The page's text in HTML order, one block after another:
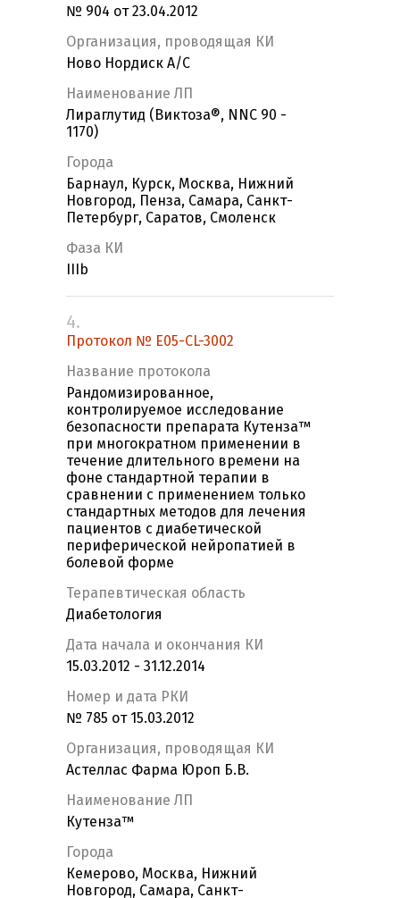
№ 904 от 23.04.2012
Организация, проводящая КИ
Ново Нордиск А/С
Наименование ЛП
Лираглутид (Виктоза®, NNC 90 -
1170)
Города
Барнаул, Курск, Москва, Нижний
Новгород, Пенза, Самара, Санкт-
Петербург, Саратов, Смоленск
Фаза КИ
IIIb
4.
Протокол № E05-CL-3002
Название протокола
Рандомизированное,
контролируемое исследование
безопасности препарата Кутенза™
при многократном применении в
течение длительного времени на
фоне стандартной терапии в
сравнении с применением только
стандартных методов для лечения
пациентов с диабетической
периферической нейропатией в
болевой форме
Терапевтическая область
Диабетология
Дата начала и окончания КИ
15.03.2012 - 31.12.2014
Номер и дата РКИ
№ 785 от 15.03.2012
Организация, проводящая КИ
Астеллас Фарма Юроп Б.В.
Наименование ЛП
Кутенза™
Города
Кемерово, Москва, Нижний
Новгород, Самара, Санкт-